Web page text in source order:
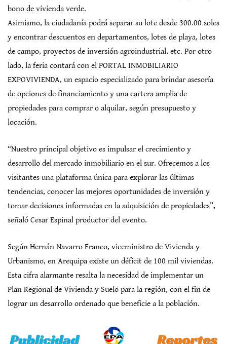
bono de vivienda verde.
Asimismo, la ciudadanía podrá separar su lote desde 300.00 soles
y encontrar descuentos en departamentos, lotes de playa, lotes
de campo, proyectos de inversión agroindustrial, etc. Por otro
lado, la feria contará con el PORTAL INMOBILIARIO
EXPOVIVIENDA, un espacio especializado para brindar asesoría
de opciones de financiamiento y una cartera amplia de
propiedades para comprar o alquilar, según presupuesto y
locación.
“Nuestro principal objetivo es impulsar el crecimiento y
desarrollo del mercado inmobiliario en el sur. Ofrecemos a los
visitantes una plataforma única para explorar las últimas
tendencias, conocer las mejores oportunidades de inversión y
tomar decisiones informadas en la adquisición de propiedades”,
señaló Cesar Espinal productor del evento.
Según Hernán Navarro Franco, viceministro de Vivienda y
Urbanismo, en Arequipa existe un déficit de 100 mil viviendas.
Esta cifra alarmante resalta la necesidad de implementar un
Plan Regional de Vivienda y Suelo para la región, con el fin de
lograr un desarrollo ordenado que beneficie a la población.